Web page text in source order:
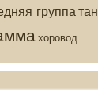
группа
хоровод